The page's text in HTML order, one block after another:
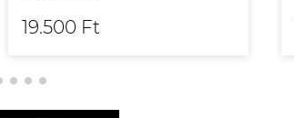
19.500 Ft